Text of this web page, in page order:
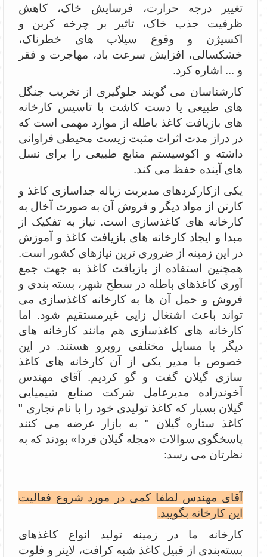
تغییر درجه حرارت، فرسایش خاک، کاهش
ظرفیت جذب خاک، تاثیر بر چرخه کربن و
اکسیژن و وقوع سیلاب های خطرناک،
خشکسالی، افزایش سرعت باد، مهاجرت و فقر
و ... اشاره کرد.
کارشناسان می گویند جلوگیری از تخریب جنگل
های طبیعی یا دست کاشت با تاسیس کارخانه
های بازیافت کاغذ باطله از موارد مهمی است که
در دراز مدت اثرات مثبت زیست محیطی فراوانی
داشته و اکوسیستم منابع طبیعی را برای نسل
های آینده حفظ می کند.
یکی ازکارکردهای مدیریت زباله جداسازی کاغذ و
کارتن از مواد دیگر و فروش آن به صورت آخال به
کارخانه های کاغذسازی است. نیاز به تفکیک از
مبدا و ایجاد کارخانه های بازیافت کاغذ و آموزش
در این زمینه از ضروری ترین نیازهای کشور است.
همچنین استفاده از بازیافت کاغذ به جهت جمع
آوری کاغذهای باطله در سطح شهر، بسته بندی و
فروش و حمل آن ها به کارخانه کاغذسازی می
تواند باعث اشتغال زایی غیرمستقیم شود. اما
کارخانه های کاغذسازی هم مانند کارخانه های
دیگر با مسایل مختلفی روبرو هستند. در این
خصوص با مدیر یکی از آن کارخانه های کاغذ
سازی گیلان گفت و گو کردیم. آقای مهندس
آخوندزاده مدیرعامل شرکت صنایع شیمیایی
گیلان بسپار که کاغذ تولیدی خود را با نام تجاری "
کاغذ ستاره گیلان " به بازار عرضه می کنند
پاسخگوی سوالات «مجله گیلان فردا» بودند که به
نظرتان می رسد:
آقای مهندس لطفا کمی در مورد شروع فعالیت
این کارخانه بگویید.
کارخانه ما در زمینه تولید انواع کاغذهای
بسته‌بندی از قبیل کاغذ شبه کرافت، لاینر و فلوت